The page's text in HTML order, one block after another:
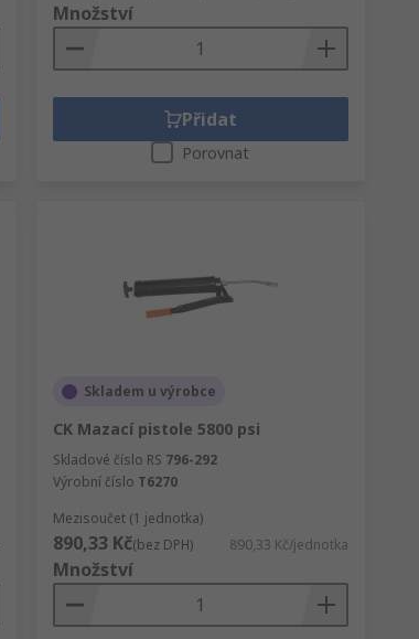
Množství
Přidat
Porovnat
Skladem u výrobce
CK Mazací pistole 5800 psi
Skladové číslo RS 796-292
Výrobní číslo T6270
Mezisoučet (1 jednotka)
890,33 Kč(bez DPH) 890,33 Kč/jednotka
Množství